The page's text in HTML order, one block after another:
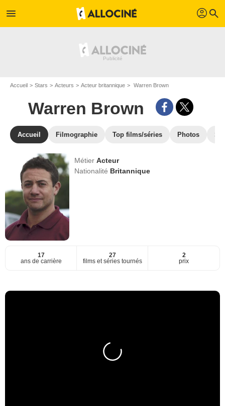
menu profil search
Accueil Stars Acteurs Acteur britannique Warren Brown
Warren Brown
Accueil Filmographie Top films/séries Photos
MétierActeur
Nationalité Britannique
17
ans de carrière
27
films et séries tournés
2
prix